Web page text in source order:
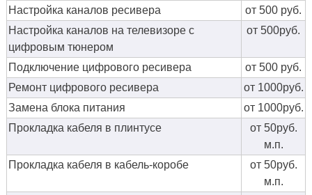
Настройка каналов ресивера
от 500 руб.
Настройка каналов на телевизоре с
цифровым тюнером
от 500руб.
Подключение цифрового ресивера
от 500 руб.
Ремонт цифрового ресивера
от 1000руб.
Замена блока питания
от 1000руб.
Прокладка кабеля в плинтусе
от 50руб.
м.п.
Прокладка кабеля в кабель-коробе
от 50руб.
м.п.